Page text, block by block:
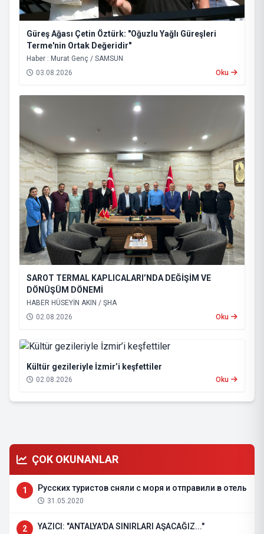
Güreş Ağası Çetin Öztürk: "Oğuzlu Yağlı Güreşleri
Terme'nin Ortak Değeridir"
Haber : Murat Genç / SAMSUN
03.08.2026
Oku
SAROT TERMAL KAPLICALARI’NDA DEĞİŞİM VE
DÖNÜŞÜM DÖNEMİ
HABER HÜSEYİN AKIN / ŞHA
02.08.2026
Oku
Kültür gezileriyle İzmir’i keşfettiler
02.08.2026 Oku
ÇOK OKUNANLAR
1 Русских туристов сняли с моря и отправили в отель
31.05.2020
2 YAZICI: "ANTALYA'DA SINIRLARI AŞACAĞIZ..."